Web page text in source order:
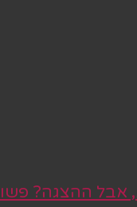
אבל ההצגה?